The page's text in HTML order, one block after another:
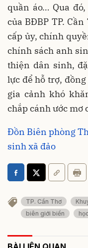
quần áo… Qua
của BĐBP TP.
cấp ủy, chính
chính sách anh
thiện dân sinh,
lực để hỗ trợ,
gia cảnh khó
chắp cánh ước mơ
Đồn Biên phòng
sinh xã đảo
TP. Cần Thơ
biên giới biển